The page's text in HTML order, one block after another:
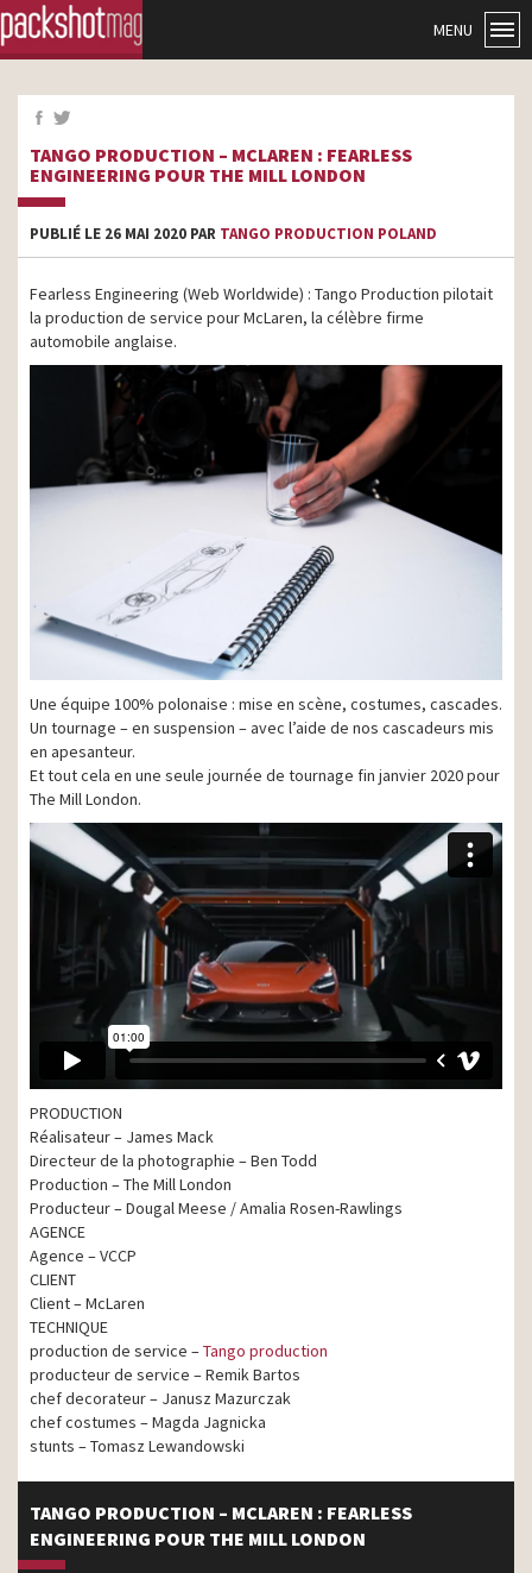
MENU
TANGO PRODUCTION – MCLAREN : FEARLESS
ENGINEERING POUR THE MILL LONDON
PUBLIÉ LE 26 MAI 2020 PAR TANGO PRODUCTION POLAND
Fearless Engineering (Web Worldwide) : Tango Production pilotait
la production de service pour McLaren, la célèbre firme
automobile anglaise.
Une équipe 100% polonaise : mise en scène, costumes, cascades.
Un tournage – en suspension – avec l’aide de nos cascadeurs mis
en apesanteur.
Et tout cela en une seule journée de tournage fin janvier 2020 pour
The Mill London.
PRODUCTION
Réalisateur – James Mack
Directeur de la photographie – Ben Todd
Production – The Mill London
Producteur – Dougal Meese / Amalia Rosen-Rawlings
AGENCE
Agence – VCCP
CLIENT
Client – McLaren
TECHNIQUE
production de service –Tango production
producteur de service – Remik Bartos
chef decorateur – Janusz Mazurczak
chef costumes – Magda Jagnicka
stunts – Tomasz Lewandowski
TANGO PRODUCTION – MCLAREN : FEARLESS
ENGINEERING POUR THE MILL LONDON